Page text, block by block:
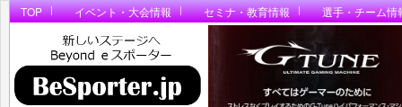
TOP イベント・大会情報 セミナ・教育情報 選手・チーム情